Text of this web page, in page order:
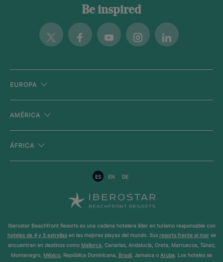
Be inspired
Twitter FacebookYoutubeInstagramLinkedin
EUROPA
AMÉRICA
ÁFRICA
ES EN DE
Iberostar Beachfront Resorts es una cadena hotelera líder en turismo responsable con
hoteles de 4 y 5 estrellasen las mejores playas del mundo. Sus resorts frente al marse
encuentran en destinos como Mallorca, Canarias, Andalucía, Creta, Marruecos, Túnez,
Montenegro, México, República Dominicana, Brasil, Jamaica o Aruba. Los hoteles se